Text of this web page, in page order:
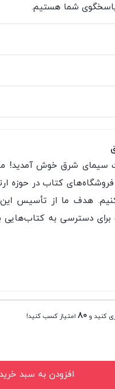
کنید و 80 امتیاز کسب کنید!
افزودن به سبد خرید
سیمای شرق خوش آمدید!
فروشگاه‌های کتاب در حوزه
هدف ما از تأسیس این
دسترسی به کتاب‌هایی
اینترنتی متعلق به